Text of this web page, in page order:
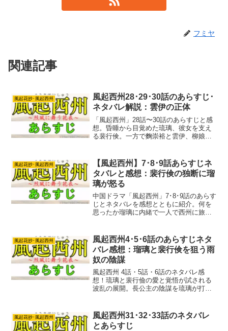
フミヤ
関連記事
風起花抄･風起西州
風起西州28･29･30話のあらすじ･
ネタバレ解説：雲伊の正体
「風起西州」28話〜30話のあらすじと感
想。昏睡から目覚めた琉璃、彼女を支え
る裴行倹。一方で麴崇裕と雲伊、柳娘子
か。裴行倹に縁談話がもちあがり。
風起花抄･風起西州
【風起西州】7･8･9話あらすじネ
タバレと感想：裴行倹の独断に瑠
璃が怒る
中国ドラマ「風起西州」7･8･9話のあらす
じとネタバレを感想とともに紹介。何を
思ったか瑠璃に内緒で一人で西州に旅立
りの波乱含み。
風起花抄･風起西州
風起西州4･5･6話のあらすじネタ
バレ感想：瑠璃と裴行倹を狙う雨
奴の陰謀
風起西州 4話・5話・6話のネタバレ感
想！琉璃と裴行儉の愛と覚悟が試される
波乱の展開。長公主の陰謀を琉璃が打ち
風起花抄･風起西州
風起西州31･32･33話のネタバレ
とあらすじ